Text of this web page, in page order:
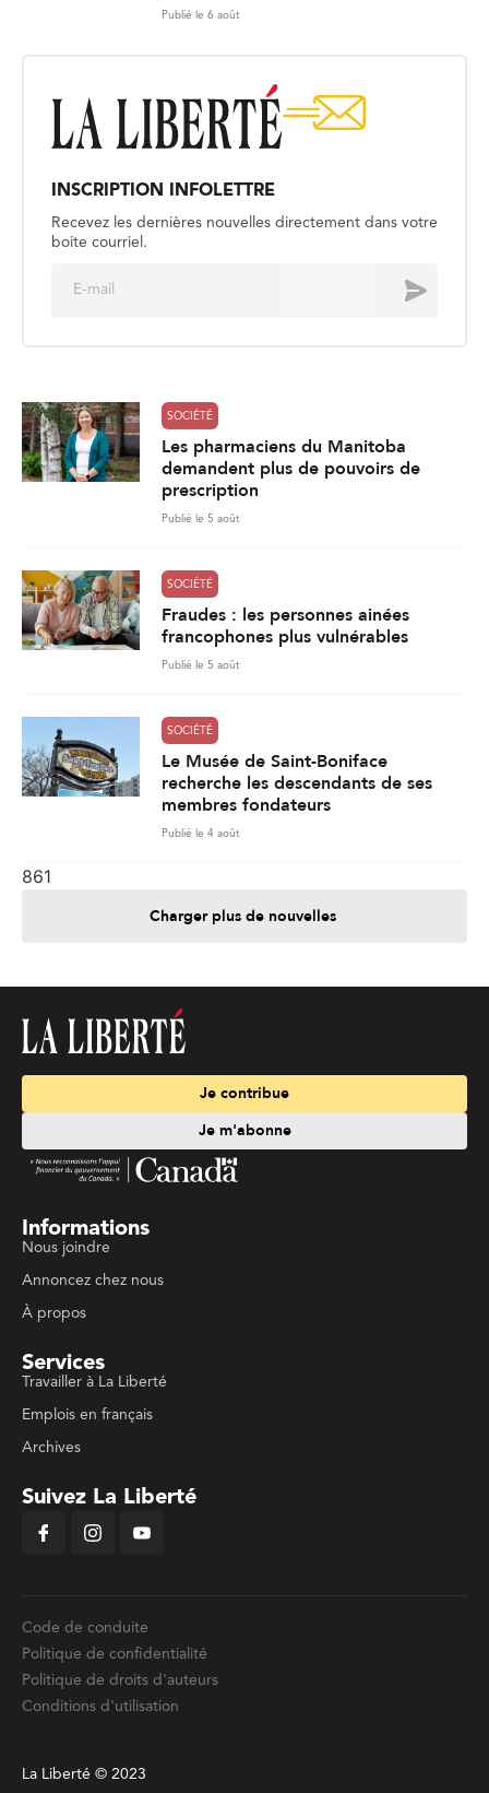
Publié le 6 août
INSCRIPTION INFOLETTRE
Recevez les dernières nouvelles directement dans votre
boite courriel.
Envoyer
SOCIÉTÉ
Les pharmaciens du Manitoba
demandent plus de pouvoirs de
prescription
Publié le 5 août
SOCIÉTÉ
Fraudes : les personnes ainées
francophones plus vulnérables
Publié le 5 août
SOCIÉTÉ
Le Musée de Saint-Boniface
recherche les descendants de ses
membres fondateurs
Publié le 4 août
861
Charger plus de nouvelles
Je contribue
Je m'abonne
Informations
Nous joindre
Annoncez chez nous
À propos
Services
Travailler à La Liberté
Emplois en français
Archives
Suivez La Liberté
Code de conduite
Politique de confidentialité
Politique de droits d'auteurs
Conditions d'utilisation
La Liberté © 2023